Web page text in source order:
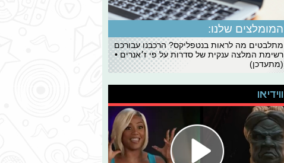
המומלצים שלנו:
מתלבטים מה לראות בנטפליקס? הרכבנו עבורכם
רשימת המלצה ענקית של סדרות על פי ז׳אנרים •
(מתעדכן)
ווידיאו